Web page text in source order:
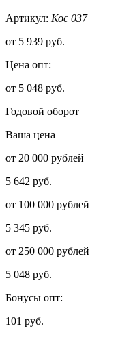
Артикул: Кос 037
от 5 939 руб.
Цена опт:
от 5 048 руб.
Годовой оборот
Ваша цена
от 20 000 рублей
5 642 руб.
от 100 000 рублей
5 345 руб.
от 250 000 рублей
5 048 руб.
Бонусы опт:
101 руб.